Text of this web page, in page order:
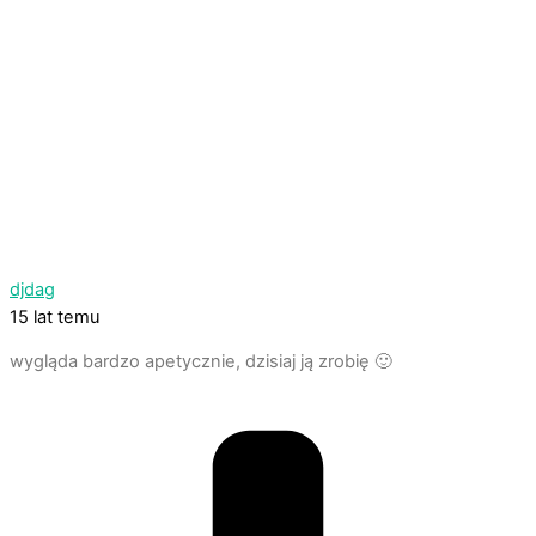
djdag
15 lat temu
wygląda bardzo apetycznie, dzisiaj ją zrobię 🙂